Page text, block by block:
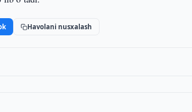
Havolani nusxalash